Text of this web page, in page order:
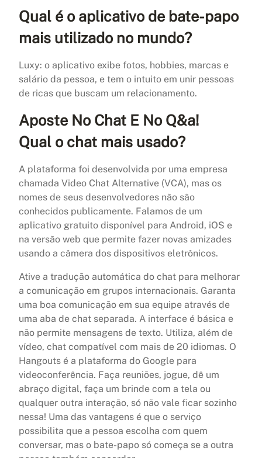
Qual é o aplicativo de bate-papo
mais utilizado no mundo?
Luxy: o aplicativo exibe fotos, hobbies, marcas e
salário da pessoa, e tem o intuito em unir pessoas
de ricas que buscam um relacionamento.
Aposte No Chat E No Q&a!
Qual o chat mais usado?
A plataforma foi desenvolvida por uma empresa
chamada Video Chat Alternative (VCA), mas os
nomes de seus desenvolvedores não são
conhecidos publicamente. Falamos de um
aplicativo gratuito disponível para Android, iOS e
na versão web que permite fazer novas amizades
usando a câmera dos dispositivos eletrônicos.
Ative a tradução automática do chat para melhorar
a comunicação em grupos internacionais. Garanta
uma boa comunicação em sua equipe através de
uma aba de chat separada. A interface é básica e
não permite mensagens de texto. Utiliza, além de
vídeo, chat compatível com mais de 20 idiomas. O
Hangouts é a plataforma do Google para
videoconferência. Faça reuniões, jogue, dê um
abraço digital, faça um brinde com a tela ou
qualquer outra interação, só não vale ficar sozinho
nessa! Uma das vantagens é que o serviço
possibilita que a pessoa escolha com quem
conversar, mas o bate-papo só começa se a outra